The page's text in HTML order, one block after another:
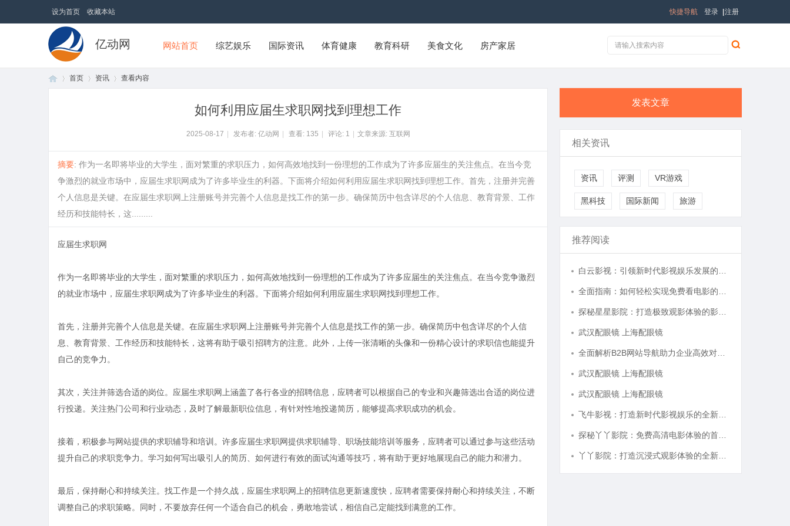
设为首页 收藏本站 登录 注册
快捷导航
亿动网 网站首页 综艺娱乐 国际资讯 体育健康 教育科研 美食文化 房产家居
首页 资讯 查看内容
如何利用应届生求职网找到理想工作
2025-08-17 发布者: 亿动网 查看: 135 评论: 1 文章来源: 互联网
摘要: 作为一名即将毕业的大学生，面对繁重的求职压力，如何高效地找到一份理想的工作成为了许多应届生的关注焦点。在当今竞
争激烈的就业市场中，应届生求职网成为了许多毕业生的利器。下面将介绍如何利用应届生求职网找到理想工作。首先，注册并完善
个人信息是关键。在应届生求职网上注册账号并完善个人信息是找工作的第一步。确保简历中包含详尽的个人信息、教育背景、工作
经历和技能特长，这.........
应届生求职网
作为一名即将毕业的大学生，面对繁重的求职压力，如何高效地找到一份理想的工作成为了许多应届生的关注焦点。在当今竞争激烈
的就业市场中，应届生求职网成为了许多毕业生的利器。下面将介绍如何利用应届生求职网找到理想工作。
首先，注册并完善个人信息是关键。在应届生求职网上注册账号并完善个人信息是找工作的第一步。确保简历中包含详尽的个人信
息、教育背景、工作经历和技能特长，这将有助于吸引招聘方的注意。此外，上传一张清晰的头像和一份精心设计的求职信也能提升
自己的竞争力。
其次，关注并筛选合适的岗位。应届生求职网上涵盖了各行各业的招聘信息，应聘者可以根据自己的专业和兴趣筛选出合适的岗位进
行投递。关注热门公司和行业动态，及时了解最新职位信息，有针对性地投递简历，能够提高求职成功的机会。
接着，积极参与网站提供的求职辅导和培训。许多应届生求职网提供求职辅导、职场技能培训等服务，应聘者可以通过参与这些活动
提升自己的求职竞争力。学习如何写出吸引人的简历、如何进行有效的面试沟通等技巧，将有助于更好地展现自己的能力和潜力。
最后，保持耐心和持续关注。找工作是一个持久战，应届生求职网上的招聘信息更新速度快，应聘者需要保持耐心和持续关注，不断
调整自己的求职策略。同时，不要放弃任何一个适合自己的机会，勇敢地尝试，相信自己定能找到满意的工作。
发表文章
相关资讯
资讯 评测 VR游戏
黑科技 国际新闻 旅游
推荐阅读
武汉配眼镜 上海配眼镜
武汉配眼镜 上海配眼镜
武汉配眼镜 上海配眼镜